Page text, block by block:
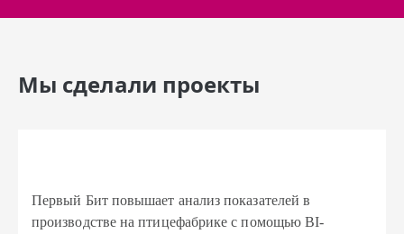
Мы сделали проекты
Первый Бит повышает анализ показателей в
производстве на птицефабрике с помощью BI-